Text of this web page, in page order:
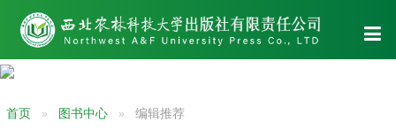
首页 图书中心 编辑推荐